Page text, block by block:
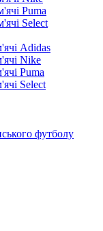
Puma
Select
Adidas
Nike
Puma
Select
футболу